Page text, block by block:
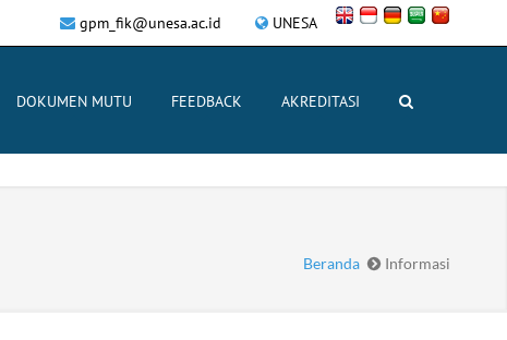
UNESA
gpm_fik@unesa.ac.id
DOKUMEN MUTU FEEDBACK AKREDITASI
Beranda Informasi